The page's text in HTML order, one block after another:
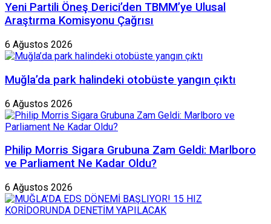
Yeni Partili Öneş Derici’den TBMM’ye Ulusal
Araştırma Komisyonu Çağrısı
6 Ağustos 2026
Muğla’da park halindeki otobüste yangın çıktı
6 Ağustos 2026
Philip Morris Sigara Grubuna Zam Geldi: Marlboro
ve Parliament Ne Kadar Oldu?
6 Ağustos 2026